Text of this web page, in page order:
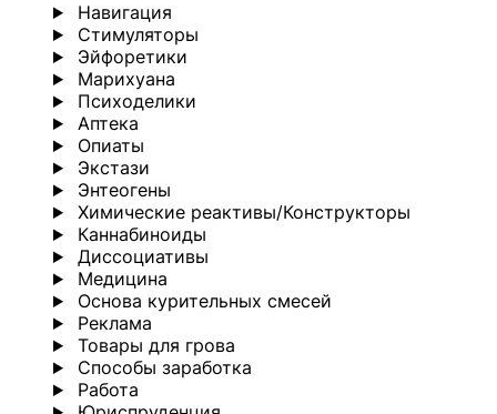
Навигация
Стимуляторы
Эйфоретики
Марихуана
Психоделики
Аптека
Опиаты
Экстази
Энтеогены
Химические реактивы/Конструкторы
Каннабиноиды
Диссоциативы
Медицина
Основа курительных смесей
Реклама
Товары для грова
Способы заработка
Работа